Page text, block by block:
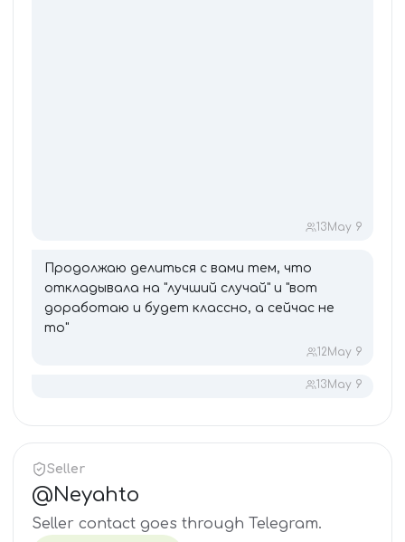
13 May 9
Продолжаю делиться с вами тем, что
откладывала на "лучший случай" и "вот
доработаю и будет классно, а сейчас не
то"
12 May 9
13 May 9
Seller
@Neyahto
Seller contact goes through Telegram.